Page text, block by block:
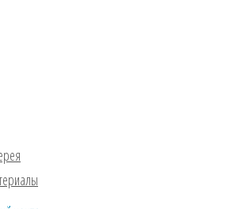
кафедральный
Вологодского кафедрального собора